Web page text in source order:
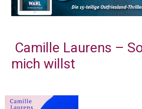
Camille Laurens –
mich willst